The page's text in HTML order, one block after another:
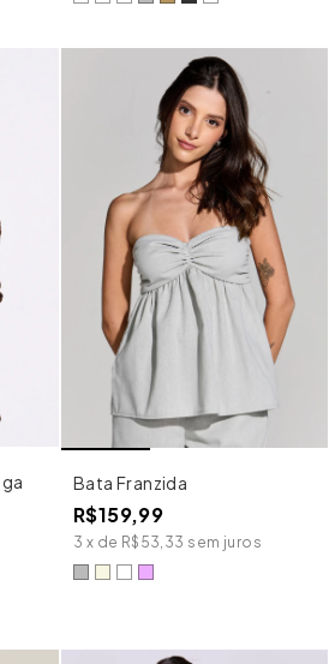
Bata Franzida
R$159,99
3 x de R$53,33 sem juros